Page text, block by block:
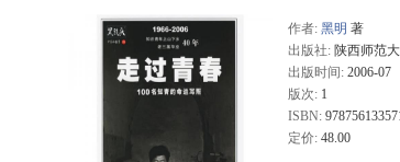
作者: 黑明 著
出版社: 陕西师范
出版时间: 2006-07
版次: 1
ISBN:
定价: 48.00